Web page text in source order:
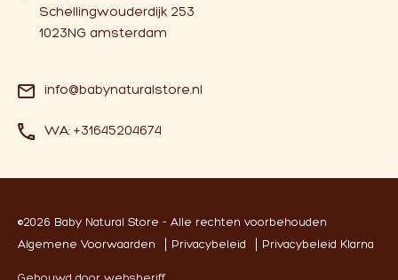
Schellingwouderdijk 253
1023NG amsterdam
info@babynaturalstore.nl
WA: +31645204674
©2026 Baby Natural Store - Alle rechten voorbehouden
Algemene Voorwaarden
Privacybeleid Privacybeleid Klarna